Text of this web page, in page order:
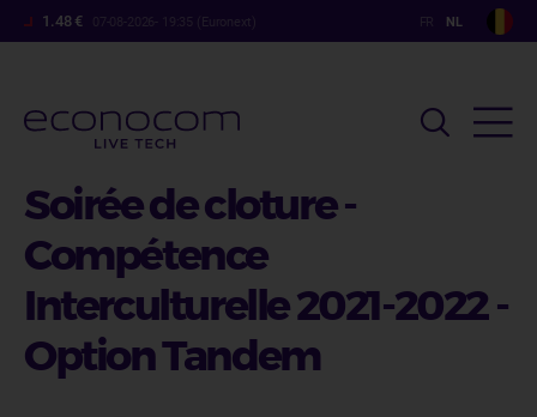
Overslaan
en
inhoud
1.48 € 07-08-2026- 19:35 (Euronext)
Soirée de cloture -
Compétence
Interculturelle 2021-2022 -
Option Tandem